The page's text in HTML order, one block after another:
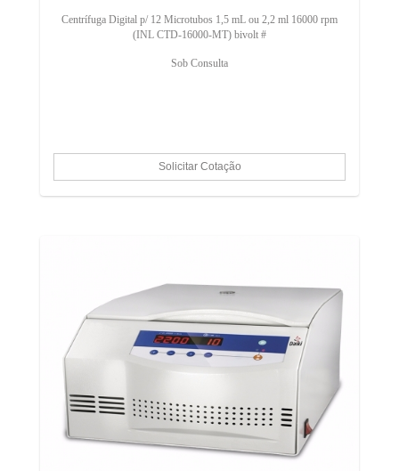
Centrífuga Digital p/ 12 Microtubos 1,5 mL ou 2,2 ml 16000 rpm
(INL CTD-16000-MT) bivolt #
Sob Consulta